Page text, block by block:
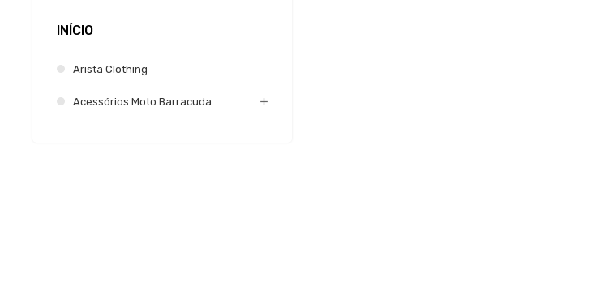
INÍCIO
Arista Clothing
Acessórios Moto Barracuda